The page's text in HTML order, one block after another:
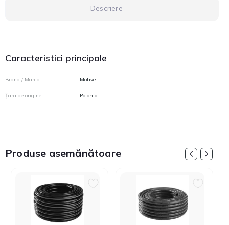
Descriere
Caracteristici principale
Brand / Marca Motive
Țara de origine Polonia
Produse asemănătoare